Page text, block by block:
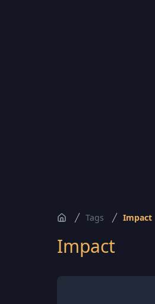
Tags Impact
Impact